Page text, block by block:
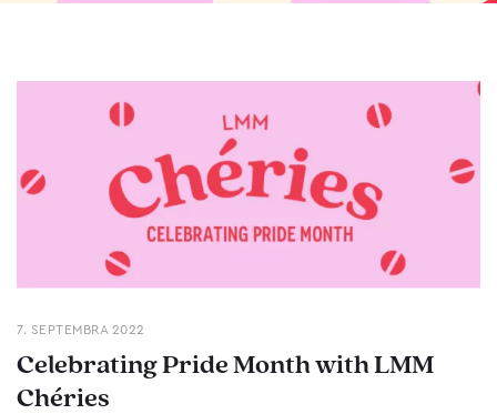
7. SEPTEMBRA 2022
Celebrating Pride Month with LMM
Chéries